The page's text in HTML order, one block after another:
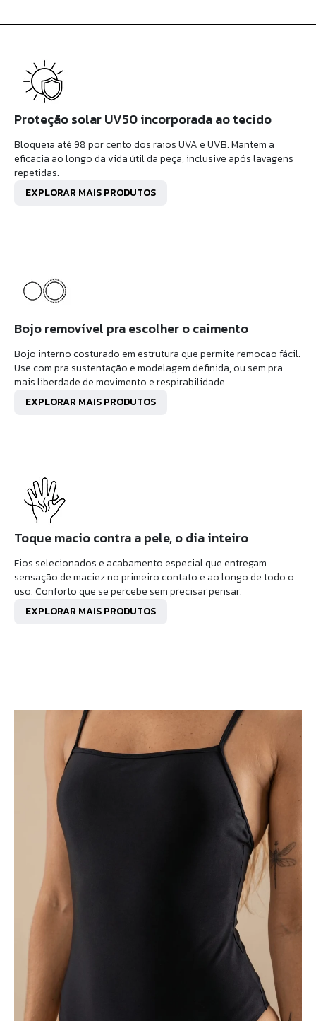
Proteção solar UV50 incorporada ao tecido
Bloqueia até 98 por cento dos raios UVA e UVB. Mantem a
eficacia ao longo da vida útil da peça, inclusive após lavagens
repetidas.
EXPLORAR MAIS PRODUTOS
Bojo removível pra escolher o caimento
Bojo interno costurado em estrutura que permite remocao fácil.
Use com pra sustentação e modelagem definida, ou sem pra
mais liberdade de movimento e respirabilidade.
EXPLORAR MAIS PRODUTOS
Toque macio contra a pele, o dia inteiro
Fios selecionados e acabamento especial que entregam
sensação de maciez no primeiro contato e ao longo de todo o
uso. Conforto que se percebe sem precisar pensar.
EXPLORAR MAIS PRODUTOS